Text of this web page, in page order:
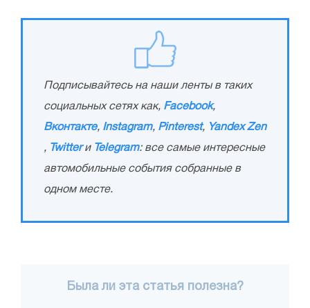
Подписывайтесь на наши ленты в таких
социальных сетях как, Facebook,
Вконтакте, Instagram, Pinterest, Yandex Zen
, Twitterи Telegram: все самые интересные
автомобильные события собранные в
одном месте.
Была ли эта статья полезна?